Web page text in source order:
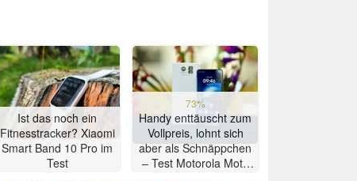
Ist das noch ein
Fitnesstracker? Xiaomi
Smart Band 10 Pro im
Test
73%
Handy enttäuscht zum
Vollpreis, lohnt sich
aber als Schnäppchen
– Test Motorola Moto